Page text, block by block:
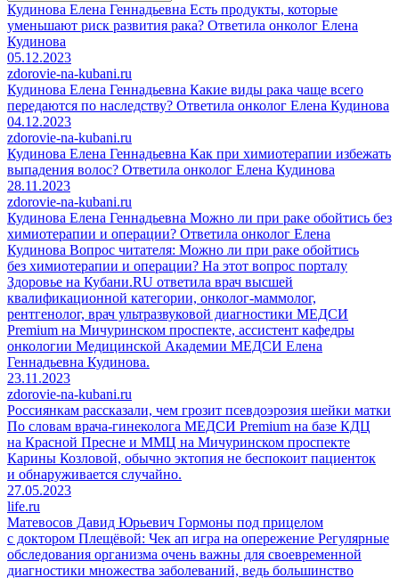
Кудинова Елена Геннадьевна Есть продукты, которые
уменьшают риск развития рака? Ответила онколог Елена
Кудинова
05.12.2023
zdorovie-na-kubani.ru
Кудинова Елена Геннадьевна Какие виды рака чаще всего
передаются по наследству? Ответила онколог Елена Кудинова
04.12.2023
zdorovie-na-kubani.ru
Кудинова Елена Геннадьевна Как при химиотерапии избежать
выпадения волос? Ответила онколог Елена Кудинова
28.11.2023
zdorovie-na-kubani.ru
Кудинова Елена Геннадьевна Можно ли при раке обойтись без
химиотерапии и операции? Ответила онколог Елена
Кудинова Вопрос читателя: Можно ли при раке обойтись
без химиотерапии и операции? На этот вопрос порталу
Здоровье на Кубани.RU ответила врач высшей
квалификационной категории, онколог-маммолог,
рентгенолог, врач ультразвуковой диагностики МЕДСИ
Premium на Мичуринском проспекте, ассистент кафедры
онкологии Медицинской Академии МЕДСИ Елена
Геннадьевна Кудинова.
23.11.2023
zdorovie-na-kubani.ru
Россиянкам рассказали, чем грозит псевдоэрозия шейки матки
По словам врача-гинеколога МЕДСИ Premium на базе КДЦ
на Красной Пресне и ММЦ на Мичуринском проспекте
Карины Козловой, обычно эктопия не беспокоит пациенток
и обнаруживается случайно.
27.05.2023
life.ru
Матевосов Давид Юрьевич Гормоны под прицелом
с доктором Плещёвой: Чек ап игра на опережение Регулярные
обследования организма очень важны для своевременной
диагностики множества заболеваний, ведь большинство